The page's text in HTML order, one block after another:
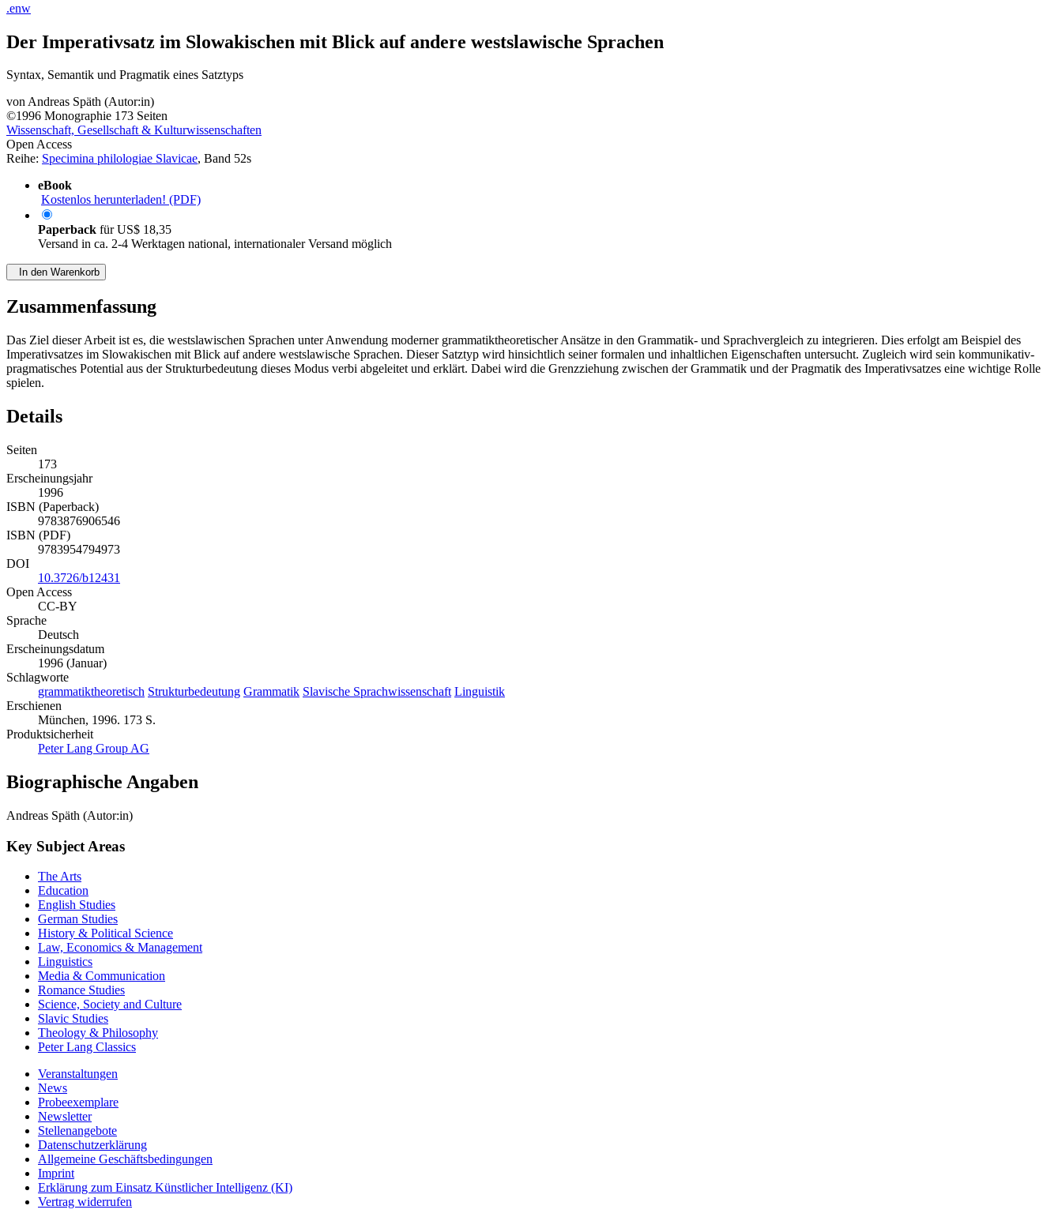
.enw
Der Imperativsatz im Slowakischen mit Blick auf andere westslawische Sprachen
Syntax, Semantik und Pragmatik eines Satztyps
vonAndreas Späth (Autor:in)
©1996 Monographie 173 Seiten
Wissenschaft, Gesellschaft & Kulturwissenschaften
Open Access
Reihe: Specimina philologiae Slavicae, Band 52s
eBook
Kostenlos herunterladen! (PDF)
Paperback fürUS$ 18,35
Versand in ca. 2-4 Werktagen national, internationaler Versand möglich
In den Warenkorb
Zusammenfassung
Das Ziel dieser Arbeit ist es, die westslawischen Sprachen unter Anwendung moderner grammatiktheoretischer Ansätze in den Grammatik- und Sprachvergleich zu integrieren. Dies erfolgt am Beispiel des
Imperativsatzes im Slowakischen mit Blick auf andere westslawische Sprachen. Dieser Satztyp wird hinsichtlich seiner formalen und inhaltlichen Eigenschaften untersucht. Zugleich wird sein kommunikativ-
pragmatisches Potential aus der Strukturbedeutung dieses Modus verbi abgeleitet und erklärt. Dabei wird die Grenzziehung zwischen der Grammatik und der Pragmatik des Imperativsatzes eine wichtige Rolle
spielen.
Details
Seiten
173
Erscheinungsjahr
1996
ISBN (Paperback)
9783876906546
ISBN (PDF)
9783954794973
DOI
10.3726/b12431
Open Access
CC-BY
Sprache
Deutsch
Erscheinungsdatum
1996 (Januar)
Schlagworte
grammatiktheoretisch Strukturbedeutung Grammatik Slavische Sprachwissenschaft Linguistik
Erschienen
München, 1996. 173 S.
Produktsicherheit
Peter Lang Group AG
Biographische Angaben
Andreas Späth (Autor:in)
Key Subject Areas
The Arts
Education
English Studies
German Studies
History & Political Science
Law, Economics & Management
Linguistics
Media & Communication
Romance Studies
Science, Society and Culture
Slavic Studies
Theology & Philosophy
Peter Lang Classics
Veranstaltungen
News
Probeexemplare
Newsletter
Stellenangebote
Datenschutzerklärung
Allgemeine Geschäftsbedingungen
Imprint
Erklärung zum Einsatz Künstlicher Intelligenz (KI)
Vertrag widerrufen